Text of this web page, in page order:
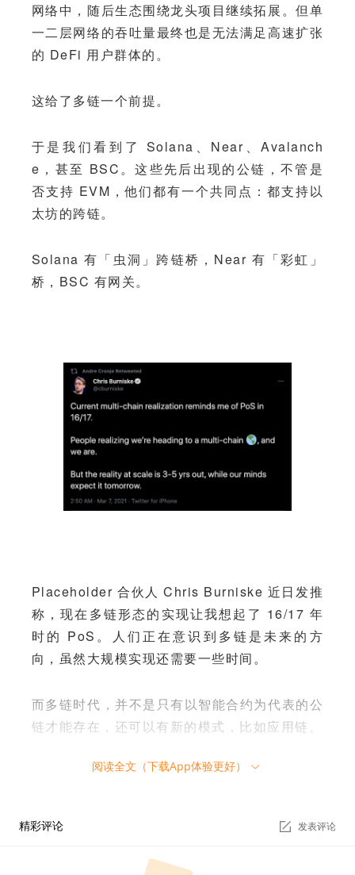
网络中，随后生态围绕龙头项目继续拓展。但单
一二层网络的吞吐量最终也是无法满足高速扩张
的 DeFi 用户群体的。
这给了多链一个前提。
于是我们看到了 Solana、Near、Avalanch
e，甚至 BSC。这些先后出现的公链，不管是
否支持 EVM，他们都有一个共同点：都支持以
太坊的跨链。
Solana 有「虫洞」跨链桥，Near 有「彩虹」
桥，BSC 有网关。
Placeholder 合伙人 Chris Burniske 近日发推
称，现在多链形态的实现让我想起了 16/17 年
时的 PoS。人们正在意识到多链是未来的方
向，虽然大规模实现还需要一些时间。
而多链时代，并不是只有以智能合约为代表的公
链才能存在，还可以有新的模式，比如应用链。
应用链的出现逻辑
想以一台宇宙电脑带领人们从 Web2 跨越到 W
势。Polkadot 和 Cosmos 作为跨链的龙头，
阅读全文（下载App体验更好）
精彩评论 发表评论